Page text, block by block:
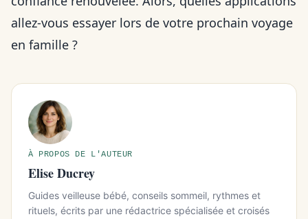
allez-vous essayer lors de votre prochain voyage
en famille ?
À PROPOS DE L'AUTEUR
Elise Ducrey
Guides veilleuse bébé, conseils sommeil, rythmes et
rituels, écrits par une rédactrice spécialisée et croisés